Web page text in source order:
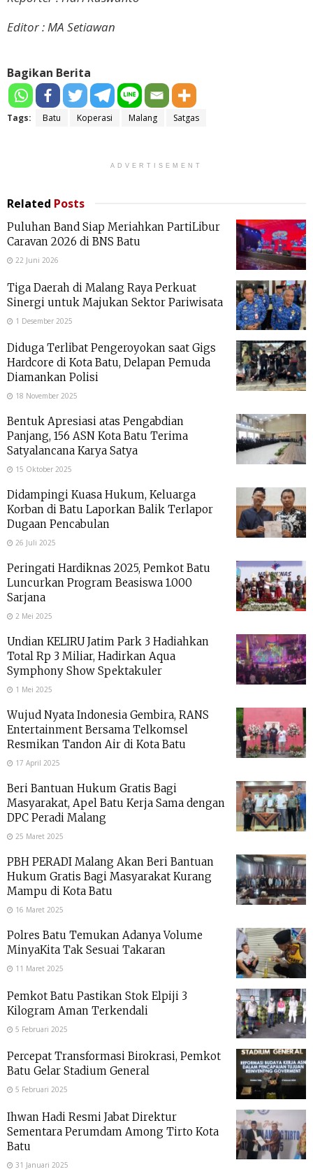
Editor : MA Setiawan
Bagikan Berita
Tags: Batu Koperasi Malang Satgas
ADVERTISEMENT
Related Posts
Puluhan Band Siap Meriahkan PartiLibur
Caravan 2026 di BNS Batu
22 Juni 2026
Tiga Daerah di Malang Raya Perkuat
Sinergi untuk Majukan Sektor Pariwisata
1 Desember 2025
Diduga Terlibat Pengeroyokan saat Gigs
Hardcore di Kota Batu, Delapan Pemuda
Diamankan Polisi
18 November 2025
Bentuk Apresiasi atas Pengabdian
Panjang, 156 ASN Kota Batu Terima
Satyalancana Karya Satya
15 Oktober 2025
Didampingi Kuasa Hukum, Keluarga
Korban di Batu Laporkan Balik Terlapor
Dugaan Pencabulan
26 Juli 2025
Peringati Hardiknas 2025, Pemkot Batu
Luncurkan Program Beasiswa 1.000
Sarjana
2 Mei 2025
Undian KELIRU Jatim Park 3 Hadiahkan
Total Rp 3 Miliar, Hadirkan Aqua
Symphony Show Spektakuler
1 Mei 2025
Wujud Nyata Indonesia Gembira, RANS
Entertainment Bersama Telkomsel
Resmikan Tandon Air di Kota Batu
17 April 2025
Beri Bantuan Hukum Gratis Bagi
Masyarakat, Apel Batu Kerja Sama dengan
DPC Peradi Malang
25 Maret 2025
PBH PERADI Malang Akan Beri Bantuan
Hukum Gratis Bagi Masyarakat Kurang
Mampu di Kota Batu
16 Maret 2025
Polres Batu Temukan Adanya Volume
MinyaKita Tak Sesuai Takaran
11 Maret 2025
Pemkot Batu Pastikan Stok Elpiji 3
Kilogram Aman Terkendali
5 Februari 2025
Percepat Transformasi Birokrasi, Pemkot
Batu Gelar Stadium General
5 Februari 2025
Ihwan Hadi Resmi Jabat Direktur
Sementara Perumdam Among Tirto Kota
Batu
31 Januari 2025